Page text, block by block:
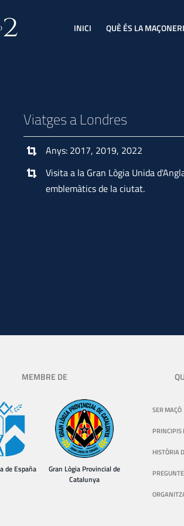
INICI QUÈ ÉS LA
Viatges a Londres
Anys: 2017, 2019, 2022
Visita a la Gran Lògia Unida
emblemàtics de la ciutat.
MEMBRE DE
de España
Gran Lògia Provincial de
Catalunya
SER MAÇÓ
PRINCIPIS
HISTÒRIA